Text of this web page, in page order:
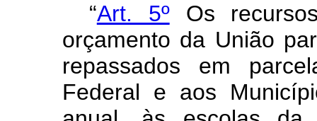
“Art. 5ºOs
orçamento da União
repassados em
Federal e aos